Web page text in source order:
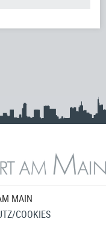
MAIN
COOKIES